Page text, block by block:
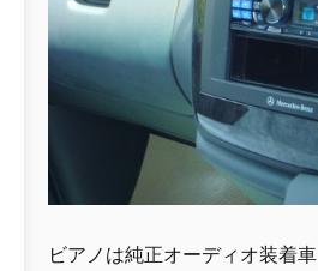
ビアノは純正オーディオ装着車